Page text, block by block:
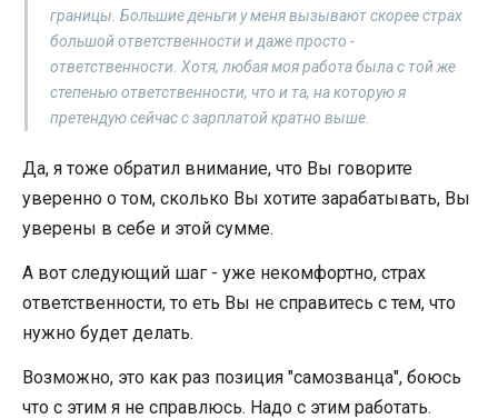
границы. Большие деньги у меня вызывают скорее страх
большой ответственности и даже просто -
ответственности. Хотя, любая моя работа была с той же
степенью ответственности, что и та, на которую я
претендую сейчас с зарплатой кратно выше.
Да, я тоже обратил внимание, что Вы говорите
уверенно о том, сколько Вы хотите зарабатывать, Вы
уверены в себе и этой сумме.
А вот следующий шаг - уже некомфортно, страх
ответственности, то еть Вы не справитесь с тем, что
нужно будет делать.
Возможно, это как раз позиция "самозванца", боюсь
что с этим я не справлюсь. Надо с этим работать.